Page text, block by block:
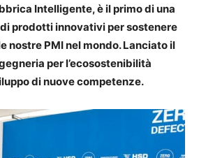
Intelligente, è il primo di una
prodotti innovativi per sostenere
nostre PMI nel mondo. Lanciato il
per l’ecosostenibilità
di nuove competenze.